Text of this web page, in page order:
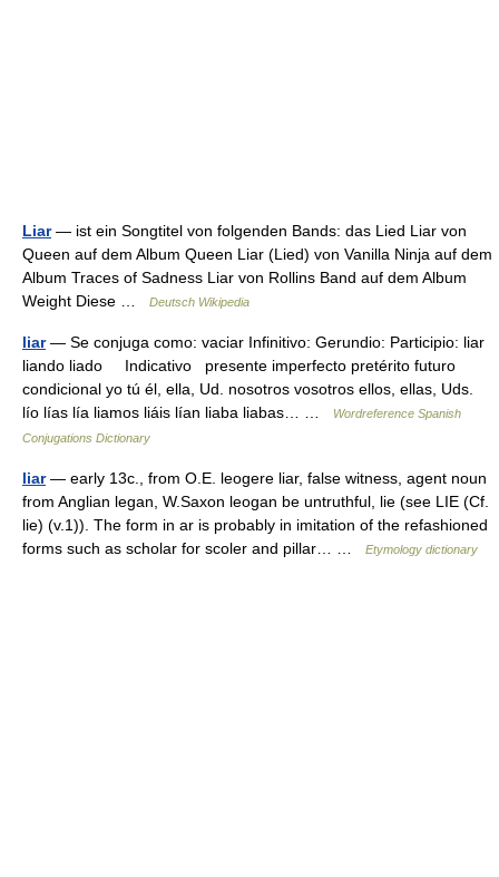
Liar— ist ein Songtitel von folgenden Bands: das Lied Liar von
Queen auf dem Album Queen Liar (Lied) von Vanilla Ninja auf dem
Album Traces of Sadness Liar von Rollins Band auf dem Album
Weight Diese …
Deutsch Wikipedia
liar— Se conjuga como: vaciar Infinitivo: Gerundio: Participio: liar
liando liado Indicativo presente imperfecto pretérito futuro
condicional yo tú él, ella, Ud. nosotros vosotros ellos, ellas, Uds.
lío lías lía liamos liáis lían liaba liabas… …
Wordreference Spanish
Conjugations Dictionary
liar— early 13c., from O.E. leogere liar, false witness, agent noun
from Anglian legan, W.Saxon leogan be untruthful, lie (see LIE (Cf.
lie) (v.1)). The form in ar is probably in imitation of the refashioned
forms such as scholar for scoler and pillar… …
Etymology dictionary